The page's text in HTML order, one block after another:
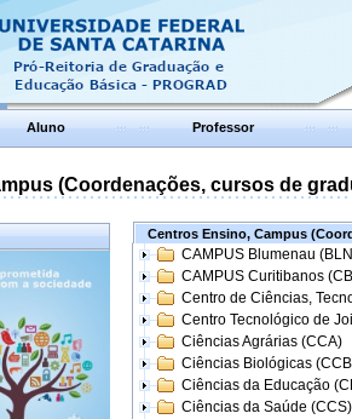
Aluno Professor
(Coordenações, cursos de
Centros Ensino, Campus
CAMPUS Blumenau
CAMPUS Curitibanos
Centro de Ciências,
Centro Tecnológico de
Ciências Agrárias (CCA)
Ciências Biológicas
Ciências da Educação
Ciências da Saúde (CCS)